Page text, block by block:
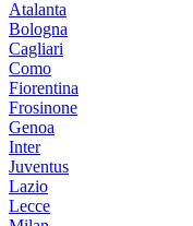
Atalanta
Bologna
Cagliari
Como
Fiorentina
Frosinone
Genoa
Inter
Juventus
Lazio
Lecce